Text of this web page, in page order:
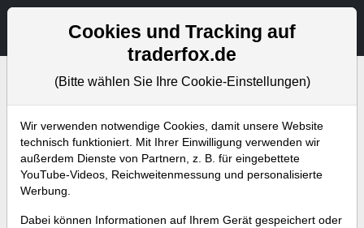
Aktien- und Artikelsuche
Bevorstehende Webinare Alle Aufzeichnungen
Cookies und Tracking auf
traderfox.de
(Bitte wählen Sie Ihre Cookie-Einstellungen)
Wir verwenden notwendige Cookies, damit unsere Website
technisch funktioniert. Mit Ihrer Einwilligung verwenden wir
außerdem Dienste von Partnern, z. B. für eingebettete
YouTube-Videos, Reichweitenmessung und personalisierte
Werbung.
Dabei können Informationen auf Ihrem Gerät gespeichert oder